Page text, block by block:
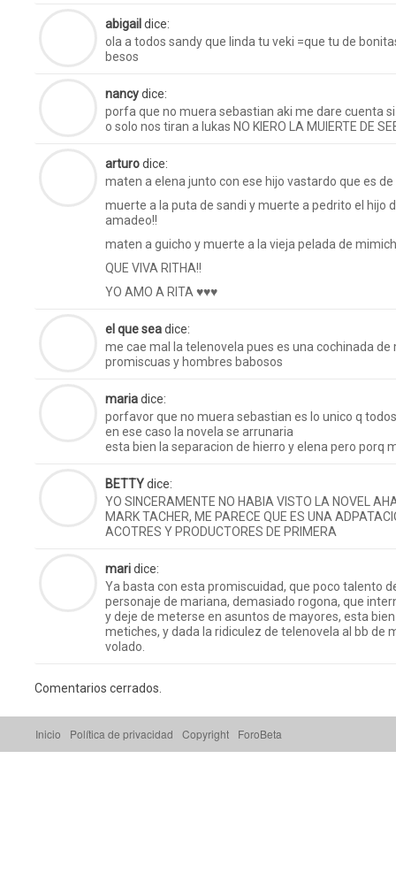
abigail dice:
ola a todos sandy que linda tu veki =que tu de
besos
nancydice:
porfa que no muera sebastian aki me dare cuenta
o solo nos tiran a lukas NO KIERO LA MUIERTE DE
arturodice:
maten a elena junto con ese hijo vastardo que es de
muerte a la puta de sandi y muerte a pedrito el hijo
amadeo!!
maten a guicho y muerte a la vieja pelada de
QUE VIVA RITHA!!
YO AMO A RITA ♥♥♥
el que seadice:
me cae mal la telenovela pues es una cochinada
promiscuas y hombres babosos
mariadice:
porfavor que no muera sebastian es lo unico q
en ese caso la novela se arrunaria
esta bien la separacion de hierro y elena pero porq
BETTYdice:
YO SINCERAMENTE NO HABIA VISTO LA NOVEL
MARK TACHER, ME PARECE QUE ES UNA
ACOTRES Y PRODUCTORES DE PRIMERA
maridice:
Ya basta con esta promiscuidad, que poco talento
personaje de mariana, demasiado rogona, que
y deje de meterse en asuntos de mayores, esta
metiches, y dada la ridiculez de telenovela al bb de
volado.
Comentarios cerrados.
Inicio Política de privacidad Copyright ForoBeta